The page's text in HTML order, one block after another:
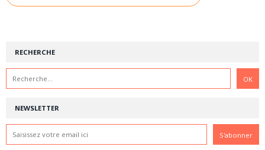
NEWSLETTER
RECHERCHE